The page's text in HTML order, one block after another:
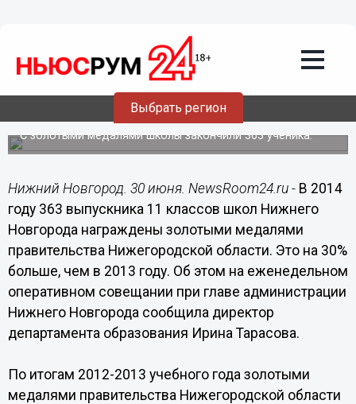
Выбрать регион
Количество медалистов в Нижнем
Новгороде в 2014 году выросло на 30
С золотыми медалями школы закончили 363 ученика.
Нижний Новгород. 30 июня. NewsRoom24.ru - В 2014
году 363 выпускника 11 классов школ Нижнего
Новгорода награждены золотыми медалями
правительства Нижегородской области. Это на 30%
больше, чем в 2013 году. Об этом на еженедельном
оперативном совещании при главе администрации
Нижнего Новгорода сообщила директор
департамента образования Ирина Тарасова.
По итогам 2012-2013 учебного года золотыми
медалями правительства Нижегородской области